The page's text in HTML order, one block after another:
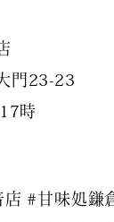
門23-23
時
#甘味処鎌